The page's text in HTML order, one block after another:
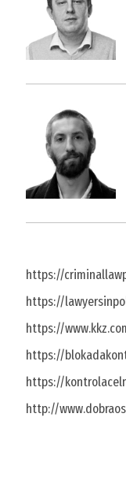
https://
https://
https://
https://
https://
http://